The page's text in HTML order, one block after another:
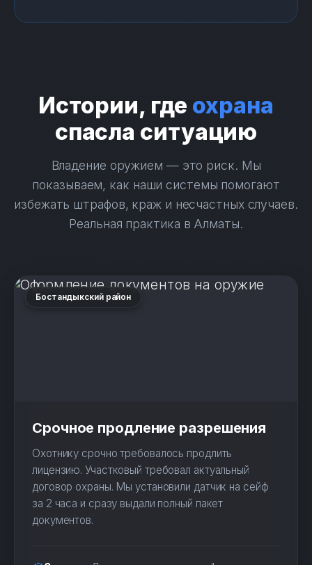
Истории, где охрана
спасла ситуацию
Владение оружием — это риск. Мы
показываем, как наши системы помогают
избежать штрафов, краж и несчастных случаев.
Реальная практика в Алматы.
Бостандыкский район
Срочное продление разрешения
Охотнику срочно требовалось продлить
лицензию. Участковый требовал актуальный
договор охраны. Мы установили датчик на сейф
за 2 часа и сразу выдали полный пакет
документов.